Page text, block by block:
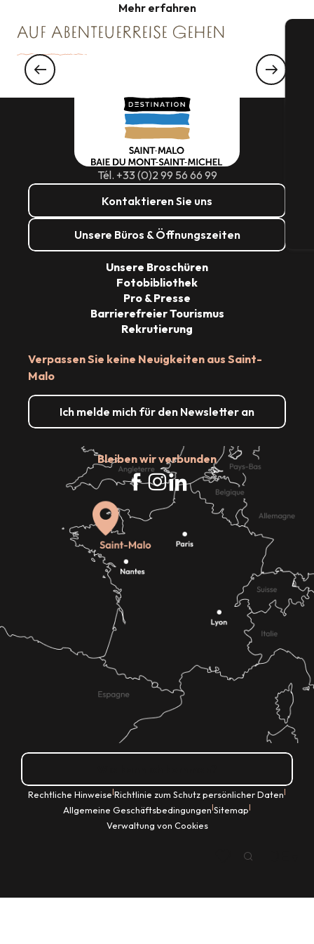
Mehr erfahren
AUF ABENTEUERREISE GEHEN
Geführte Tour durch Dol-de-Bretagne
Tél. +33 (0)2 99 56 66 99
Kontaktieren Sie uns
Unsere Büros & Öffnungszeiten
Verpassen Sie keine Neuigkeiten aus Saint-
Malo
Ich melde mich für den Newsletter an
Bleiben wir verbunden
Unsere Broschüren
Fotobibliothek
Pro & Presse
Barrierefreier Tourismus
Rekrutierung
Rechtliche Hinweise|Richtlinie zum Schutz persönlicher Daten|
Allgemeine Geschäftsbedingungen|Sitemap|
Verwaltung von Cookies